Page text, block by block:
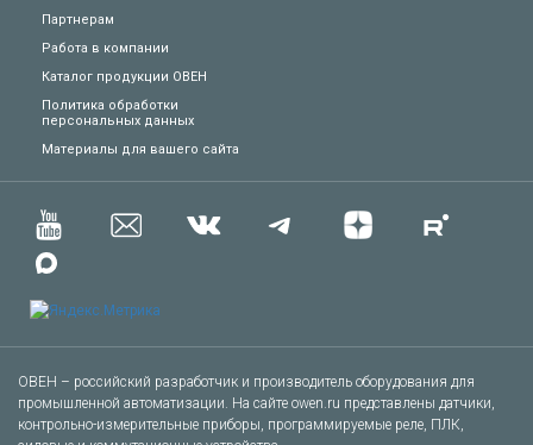
Партнерам
Работа в компании
Каталог продукции ОВЕН
Политика обработки
персональных данных
Материалы для вашего сайта
ОВЕН – российский разработчик и производитель оборудования для
промышленной автоматизации. На сайте owen.ru представлены датчики,
контрольно-измерительные приборы, программируемые реле, ПЛК,
Сказать спасибо
Другое